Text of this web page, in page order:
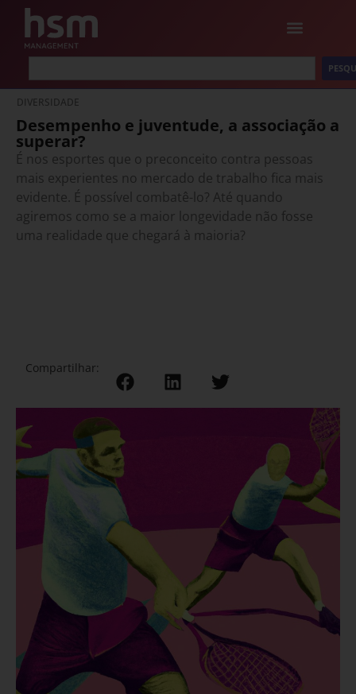
DIVERSIDADE
Desempenho e juventude, a associação a
superar?
É nos esportes que o preconceito contra pessoas
mais experientes no mercado de trabalho fica mais
evidente. É possível combatê-lo? Até quando
agiremos como se a maior longevidade não fosse
uma realidade que chegará à maioria?
Compartilhar: